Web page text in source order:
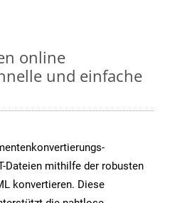
online
und einfache
Dateien mithilfe der robusten
konvertieren. Diese